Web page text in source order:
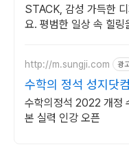
STACK, 감성 가득한
요. 평범한 일상 속 힐링
http://m.sungji.com 광
수학의 정석 성지닷컴
수학의정석 2022 개정
본 실력 인강 오픈